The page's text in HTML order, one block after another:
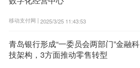
移动支付网 | 2025/3/25 11:43:53
青岛银行形成“一委员会两部门”金融科
技架构，3方面推动零售转型